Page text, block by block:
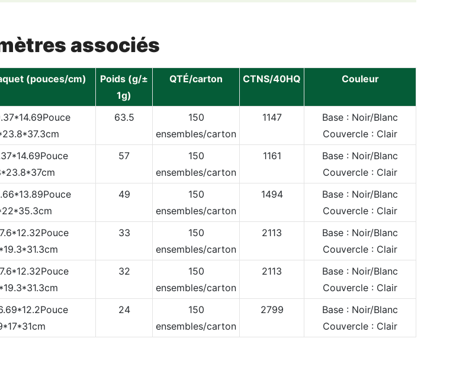
associés
(pouces/cm)
Poids (g/±
1g)
QTÉ/carton CTNS/40HQ Couleur
63.5
150
ensembles/carton
1147
Base : Noir/Blanc
Couvercle : Clair
57
150
ensembles/carton
1161
Base : Noir/Blanc
Couvercle : Clair
49
150
ensembles/carton
1494
Base : Noir/Blanc
Couvercle : Clair
33
150
ensembles/carton
2113
Base : Noir/Blanc
Couvercle : Clair
32
150
ensembles/carton
2113
Base : Noir/Blanc
Couvercle : Clair
24
150
ensembles/carton
2799
Base : Noir/Blanc
Couvercle : Clair